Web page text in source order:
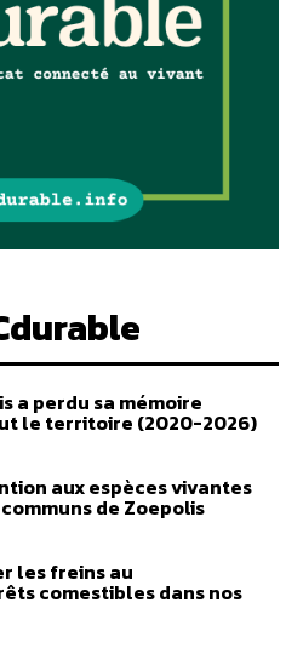
a perdu sa mémoire
le territoire (2020-2026)
aux espèces vivantes
de Zoepolis
les freins au
comestibles dans nos